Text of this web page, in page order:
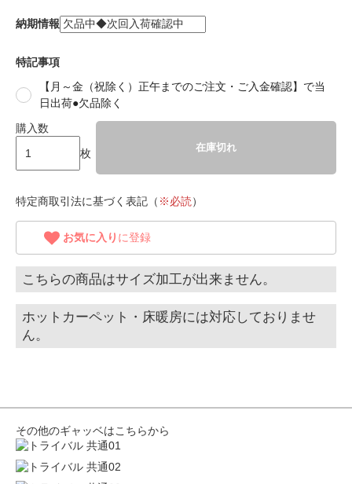
納期情報
特記事項
【月～金（祝除く）正午までのご注文・ご入金確認】で当
日出荷●欠品除く
購入数
枚
在庫切れ
特定商取引法に基づく表記（ ※必読）
お気に入り に登録
こちらの商品はサイズ加工が出来ません。
ホットカーペット・床暖房には対応しておりませ
ん。
その他のギャッベはこちらから